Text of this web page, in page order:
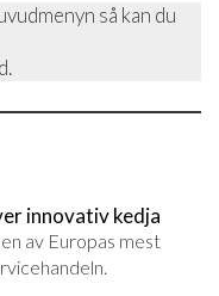
så kan du
innovativ kedja
av Europas mest